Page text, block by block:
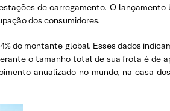
de carregamento. O lançamento
dos consumidores.
do montante global. Esses dados
o tamanho total de sua frota é de
anualizado no mundo, na casa